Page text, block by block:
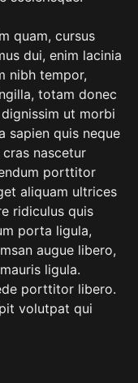
quam, cursus
dui, enim lacinia
nibh tempor,
totam donec
ut morbi
sapien quis neque
nascetur
porttitor
aliquam ultrices
ridiculus quis
porta ligula,
augue libero,
ligula.
porttitor libero.
volutpat qui